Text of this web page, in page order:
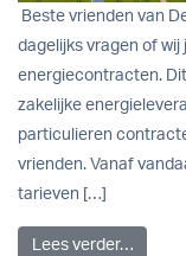
Beste vrienden van
dagelijks vragen of wij
energiecontracten.
zakelijke
particulieren
vrienden. Vanaf
tarieven […]
Lees verder…from